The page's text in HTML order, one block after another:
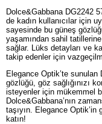
Dolce&Gabbana DG2242
de kadın kullanıcılar için
sayesinde bu güneş
yaşamından sahil tatillerine
sağlar. Lüks detayları ve
takip edenler için
Elegance Optik’te sunulan
gözlüğü, göz sağlığınızı
isteyenler için mükemmel
Dolce&Gabbana’nın
taşıyın. Elegance
katın!